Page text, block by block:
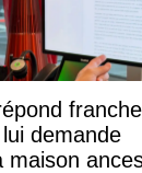
demande
maison